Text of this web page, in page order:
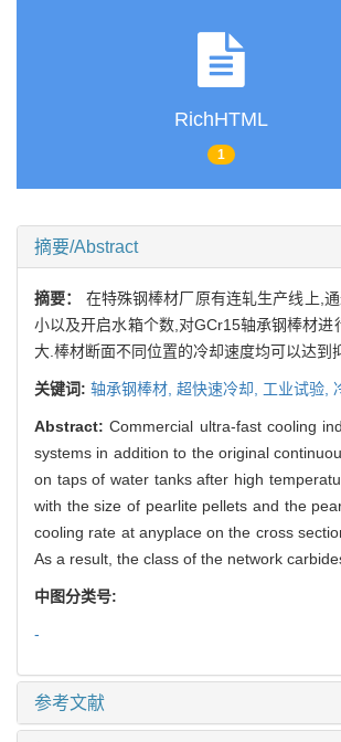
RichHTML
1
摘要/Abstract
摘要： 在特殊钢棒材厂原有连轧生产线上,
小以及开启水箱个数,对GCr15轴承钢棒材
大.棒材断面不同位置的冷却速度均可以达
关键词: 轴承钢棒材, 超快速冷却, 工业试验,
Abstract:Commercial ultra-fast cooling
systems in addition to the original
on taps of water tanks after high
with the size of pearlite pellets and the
cooling rate at anyplace on the cross
As a result, the class of the network
中图分类号:
-
参考文献